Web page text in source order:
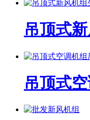
吊顶式
吊顶式